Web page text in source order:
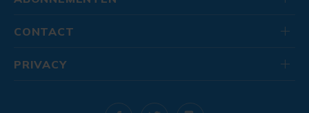
CONTACT
PRIVACY